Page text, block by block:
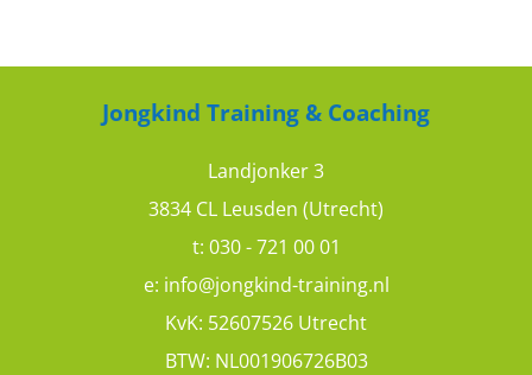
Leidinggeven
Jongkind Training & Coaching
Landjonker 3
3834 CL Leusden (Utrecht)
t: 030 - 721 00 01
e: info@jongkind-training.nl
KvK: 52607526 Utrecht
BTW: NL001906726B03